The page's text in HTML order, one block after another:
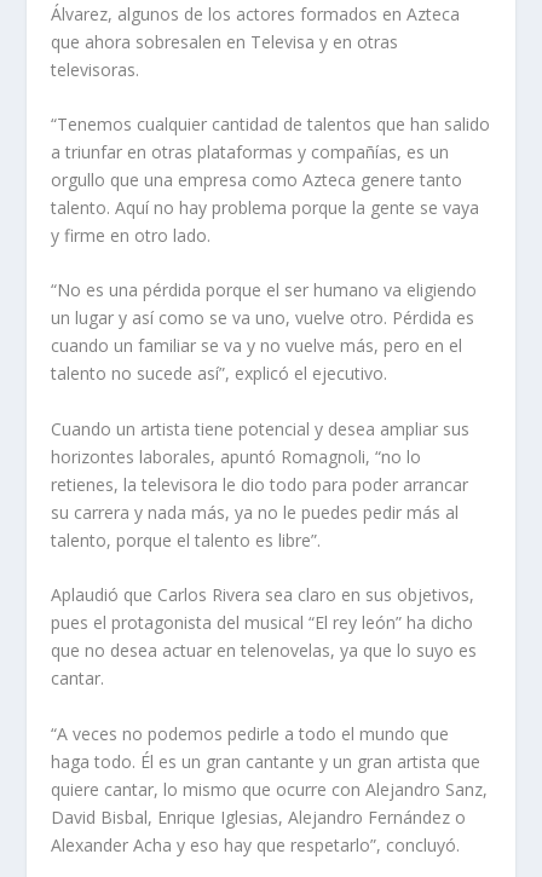
Álvarez, algunos de los actores formados en Azteca
que ahora sobresalen en Televisa y en otras
televisoras.
“Tenemos cualquier cantidad de talentos que han salido
a triunfar en otras plataformas y compañías, es un
orgullo que una empresa como Azteca genere tanto
talento. Aquí no hay problema porque la gente se vaya
y firme en otro lado.
“No es una pérdida porque el ser humano va eligiendo
un lugar y así como se va uno, vuelve otro. Pérdida es
cuando un familiar se va y no vuelve más, pero en el
talento no sucede así”, explicó el ejecutivo.
Cuando un artista tiene potencial y desea ampliar sus
horizontes laborales, apuntó Romagnoli, “no lo
retienes, la televisora le dio todo para poder arrancar
su carrera y nada más, ya no le puedes pedir más al
talento, porque el talento es libre”.
Aplaudió que Carlos Rivera sea claro en sus objetivos,
pues el protagonista del musical “El rey león” ha dicho
que no desea actuar en telenovelas, ya que lo suyo es
cantar.
“A veces no podemos pedirle a todo el mundo que
haga todo. Él es un gran cantante y un gran artista que
quiere cantar, lo mismo que ocurre con Alejandro Sanz,
David Bisbal, Enrique Iglesias, Alejandro Fernández o
Alexander Acha y eso hay que respetarlo”, concluyó.